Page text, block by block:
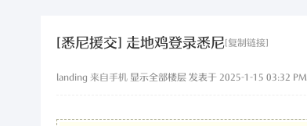
[悉尼援交] 走地鸡登录悉尼[复制链接]
landing 来自手机 显示全部楼层 发表于 2025-1-15 03:32 PM